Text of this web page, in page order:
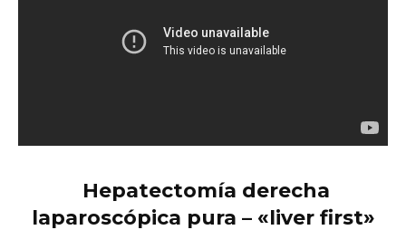
Hepatectomía derecha
laparoscópica pura – «liver first»